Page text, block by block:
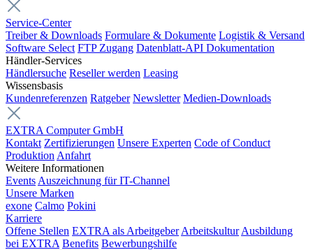
Service-Center
Treiber & Downloads Formulare & Dokumente Logistik & Versand
Software Select FTP Zugang Datenblatt-API Dokumentation
Händler-Services
Händlersuche Reseller werden Leasing
Wissensbasis
Kundenreferenzen Ratgeber Newsletter Medien-Downloads
EXTRA Computer GmbH
Kontakt Zertifizierungen Unsere Experten Code of Conduct
Produktion Anfahrt
Weitere Informationen
Events Auszeichnung für IT-Channel
Unsere Marken
exone Calmo Pokini
Karriere
Offene Stellen EXTRA als Arbeitgeber Arbeitskultur Ausbildung
bei EXTRA Benefits Bewerbungshilfe